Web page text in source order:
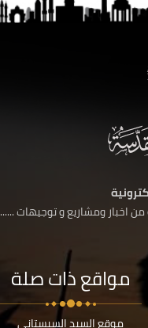
اخبار ومشاريع و توجيهات ......
مواقع ذات صلة
موقع السيد السيستاني